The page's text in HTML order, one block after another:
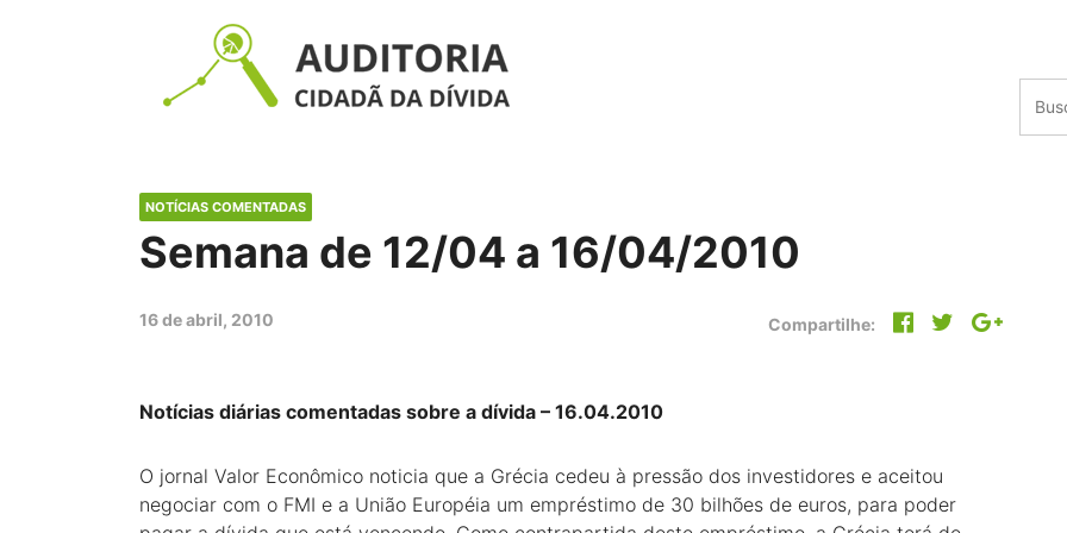
NOTÍCIAS COMENTADAS
Semana de 12/04 a 16/04/2010
16 de abril, 2010 Compartilhe:
Notícias diárias comentadas sobre a dívida – 16.04.2010
O jornal Valor Econômico noticia que a Grécia cedeu à pressão dos investidores e aceitou
negociar com o FMI e a União Européia um empréstimo de 30 bilhões de euros, para poder